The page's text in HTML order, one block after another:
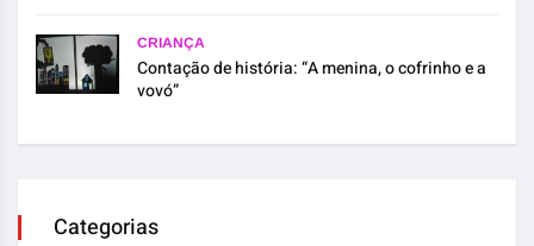
CRIANÇA
Contação de história: “A menina, o cofrinho e a
vovó”
Categorias